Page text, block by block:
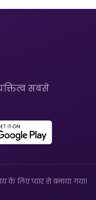
सबसे
के लिए प्यार से बनाया गया।